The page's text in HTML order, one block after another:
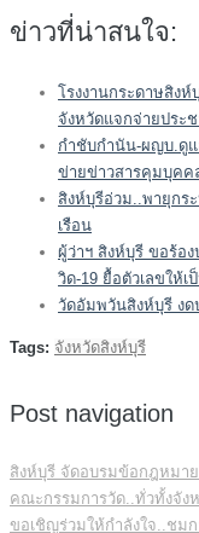
ข่าวที่น่าสนใจ:
โรงงานกระดาษสิง
จังหวัดแจกจ่ายประ
กำชับกำนัน-ผญบ.ดูแ
ข่ายข่าวสารคุมบุคค
สิงห์บุรีอ่วม..พายุกร
เรือน
ผู้ว่าฯ สิงห์บุรี ขอร้อ
วิด-19 ยื้อตัวเลขให้เ
วัดอัมพวันสิงห์บุรี ง
Tags: จังหวัดสิงห์บุรี
Post navigation
สิงห์บุรี จัดอบรมข้อกฎหมา
คณะกรรมการวัด..ทั่วทั้งจัง
ขอเชิญร่วมให้กำลังใจ..ชม